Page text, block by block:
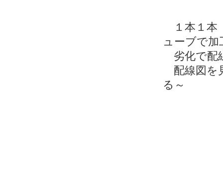
１本１本
ューブで加
劣化で配
配線図を
る～